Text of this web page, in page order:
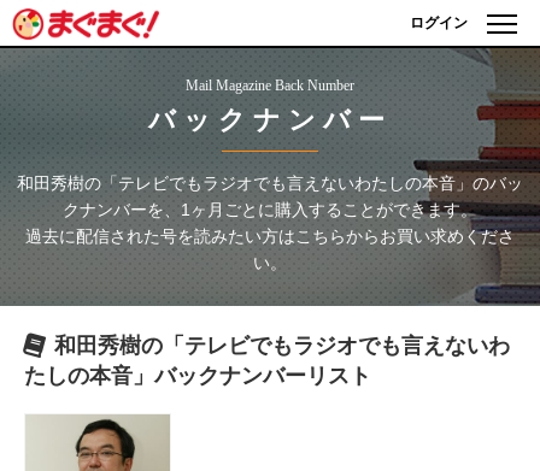
ログイン
Mail Magazine Back Number
バックナンバー
和田秀樹の「テレビでもラジオでも言えないわたしの本音」 のバッ
クナンバーを、1ヶ月ごとに購入することができます。
過去に配信された号を読みたい方はこちらからお買い求めくださ
い。
和田秀樹の「テレビでもラジオでも言えないわ
たしの本音」バックナンバーリスト